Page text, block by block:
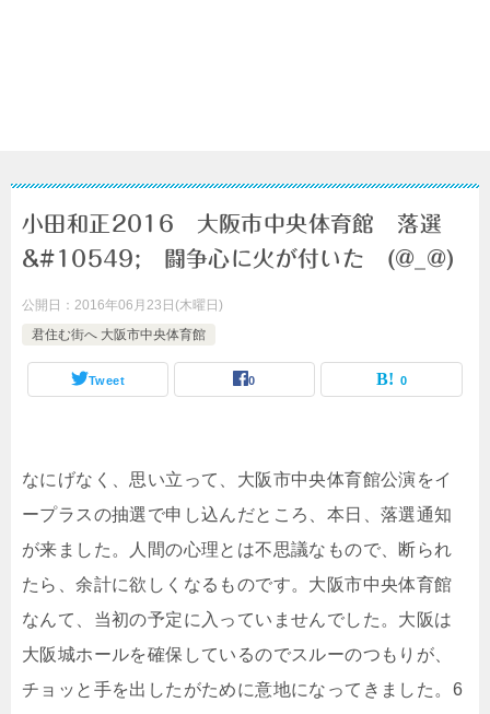
小田和正2016 大阪市中央体育館 落選
&#10549; 闘争心に火が付いた (@_@)
公開日： 2016年06月23日(木曜日)
君住む街へ 大阪市中央体育館
Tweet 0 0
なにげなく、思い立って、大阪市中央体育館公演をイ
ープラスの抽選で申し込んだところ、本日、落選通知
が来ました。人間の心理とは不思議なもので、断られ
たら、余計に欲しくなるものです。大阪市中央体育館
なんて、当初の予定に入っていませんでした。大阪は
大阪城ホールを確保しているのでスルーのつもりが、
チョッと手を出したがために意地になってきました。6